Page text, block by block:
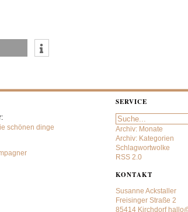
schönen dinge
SERVICE
Archiv: Monate
Archiv: Kategorien
Schlagwortwolke
RSS 2.0
KONTAKT
Susanne Ackstaller
Freisinger Straße 2
85414 Kirchdorf